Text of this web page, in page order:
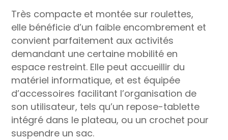
Très compacte et montée sur roulettes,
elle bénéficie d’un faible encombrement et
convient parfaitement aux activités
demandant une certaine mobilité en
espace restreint. Elle peut accueillir du
matériel informatique, et est équipée
d’accessoires facilitant l’organisation de
son utilisateur, tels qu’un repose-tablette
intégré dans le plateau, ou un crochet pour
suspendre un sac.